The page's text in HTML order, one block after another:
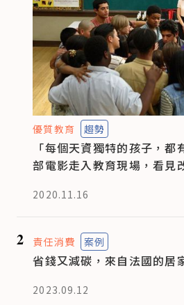
優質教育 趨勢
「每個天資獨特的孩子，
部電影走入教育現場，看見
2020.11.16
2 責任消費 案例
省錢又減碳，來自法國的居
2023.09.12